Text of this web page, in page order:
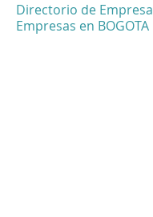
Directorio de
Empresas en BOGOTA